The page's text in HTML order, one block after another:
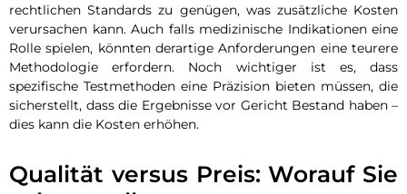
rechtlichen Standards zu genügen, was zusätzliche Kosten
verursachen kann. Auch falls medizinische Indikationen eine
Rolle spielen, könnten derartige Anforderungen eine teurere
Methodologie erfordern. Noch wichtiger ist es, dass
spezifische Testmethoden eine Präzision bieten müssen, die
sicherstellt, dass die Ergebnisse vor Gericht Bestand haben –
dies kann die Kosten erhöhen.
Qualität versus Preis: Worauf Sie